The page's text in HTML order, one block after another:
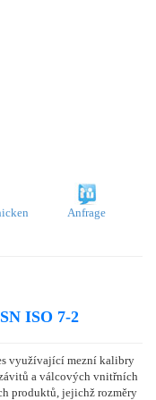
Anfrage
ISO 7-2
využívající mezní kalibry
a válcových vnitřních
produktů, jejichž rozměry